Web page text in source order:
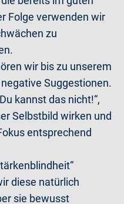
Folge verwenden wir
zu
wir bis zu unserem
Suggestionen.
kannst das nicht!“,
Selbstbild wirken und
entsprechend
diese natürlich
sie bewusst